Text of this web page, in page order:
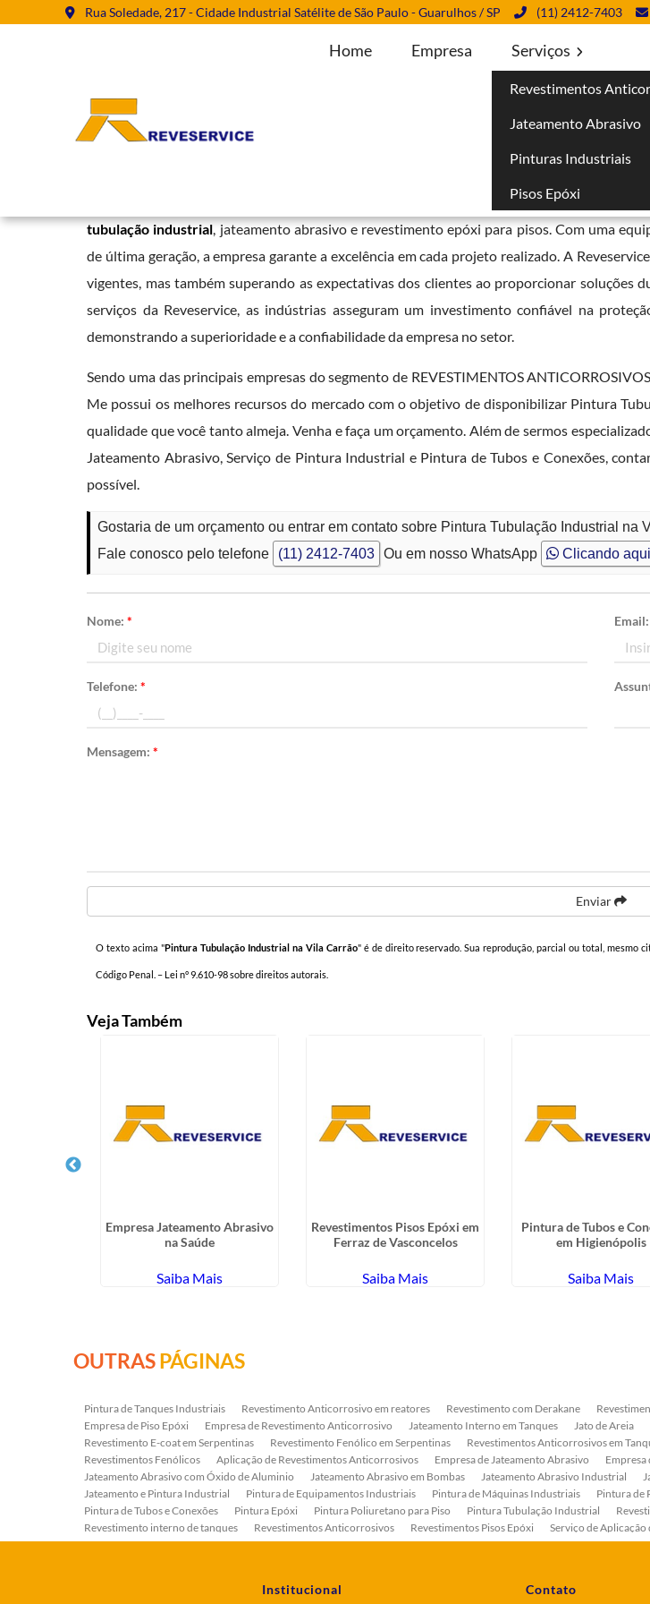
Rua Soledade, 217 - Cidade Industrial Satélite de São Paulo - Guarulhos / SP (11) 2412-7403
Home Empresa Serviços
Revestimentos
Jateamento Abrasivo
Pinturas Industriais
Pisos Epóxi
Pintura Tubulação Industrial na Vila Carrão
A Reveservice se destaca como uma referência no mercado, oferecendo serviços de
tubulação industrial, jateamento abrasivo e revestimento epóxi para pisos. Com uma
de última geração, a empresa garante a excelência em cada projeto realizado. A
vigentes, mas também superando as expectativas dos clientes ao proporcionar soluções
serviços da Reveservice, as indústrias asseguram um investimento confiável na
demonstrando a superioridade e a confiabilidade da empresa no setor.
Sendo uma das principais empresas do segmento de REVESTIMENTOS
Me possui os melhores recursos do mercado com o objetivo de disponibilizar Pintura
qualidade que você tanto almeja. Venha e faça um orçamento. Além de sermos
Jateamento Abrasivo, Serviço de Pintura Industrial e Pintura de Tubos e Conexões,
possível.
Gostaria de um orçamento ou entrar em contato sobre Pintura Tubulação Industrial na
Fale conosco pelo telefone
(11) 2412-7403 Ou em nosso WhatsApp Clicando aqui
Nome:* Email:
Telefone:*
Mensagem:*
Enviar
O texto acima "Pintura Tubulação Industrial na Vila Carrão" é de direito reservado. Sua reprodução, parcial ou total, mesmo
Código Penal. – Lei n° 9.610-98 sobre direitos autorais
Veja Também
Empresa Jateamento Abrasivo
na Saúde
Saiba Mais
Revestimentos Pisos Epóxi em
Ferraz de Vasconcelos
Saiba Mais
Pintura de Tubos e
em Higienópolis
Saiba Mais
OUTRASPÁGINAS
Pintura de Tanques Industriais Revestimento Anticorrosivo em reatores Revestimento com Derakane
Empresa de Piso Epóxi
Empresa de Revestimento Anticorrosivo Jateamento Interno em Tanques Jato de Areia
Revestimento E-coat em Serpentinas
Revestimento Fenólico em Serpentinas Revestimentos Anticorrosivos em
Revestimentos Fenólicos
Aplicação de Revestimentos Anticorrosivos Empresa de Jateamento Abrasivo
Jateamento Abrasivo com Óxido de Aluminio
Jateamento Abrasivo em Bombas Jateamento Abrasivo Industrial
Jateamento e Pintura Industrial
Pintura de Equipamentos Industriais Pintura de Máquinas Industriais Pintura de
Pintura de Tubos e Conexões
Pintura Epóxi Pintura Poliuretano para Piso Pintura Tubulação Industrial
Revestimento interno de tanques
Revestimentos Anticorrosivos Revestimentos Pisos Epóxi Serviço de
Serviço de Jateamento e Pintura
Serviço de Jateamento em Bombas Serviço de Pintura de Bombas Industriais
Institucional Contato